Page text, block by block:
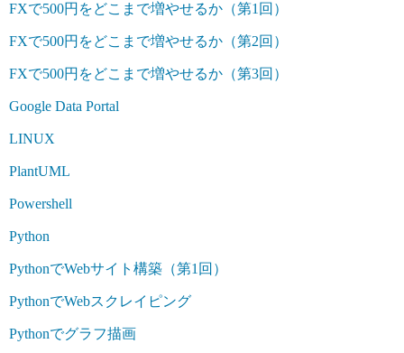
FXで500円をどこまで増やせるか（第1回）
FXで500円をどこまで増やせるか（第2回）
FXで500円をどこまで増やせるか（第3回）
Google Data Portal
LINUX
PlantUML
Powershell
Python
PythonでWebサイト構築（第1回）
PythonでWebスクレイピング
Pythonでグラフ描画